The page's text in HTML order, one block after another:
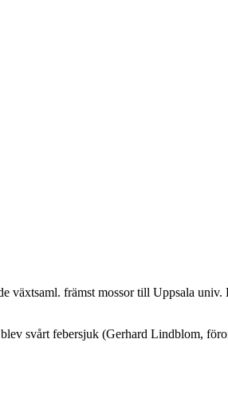
svårt febersjuk (Gerhard Lindblom,